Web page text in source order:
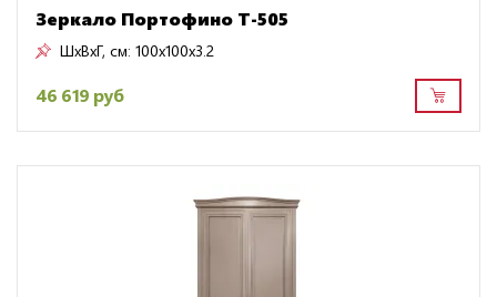
Зеркало Портофино Т-505
ШxВxГ, см: 100x100x3.2
46 619 руб